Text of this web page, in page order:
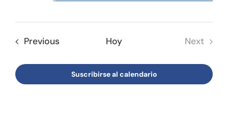
PreviousEventos Hoy
Next
Suscribirse al calendario